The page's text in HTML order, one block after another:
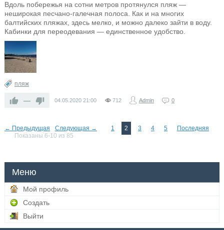
Вдоль побережья на сотни метров протянулся пляж —
неширокая песчано-галечная полоса. Как и на многих
балтийских пляжах, здесь мелко, и можно далеко зайти в воду.
Кабинки для переодевания — единственное удобство.
пляж
— 04.05.2020 21:00 712 Admin 0
← Предыдущая Следующая → 1 2 3 4 5
Последняя
Показаны 6-10 из 85
Меню
Мой профиль
Создать
Выйти